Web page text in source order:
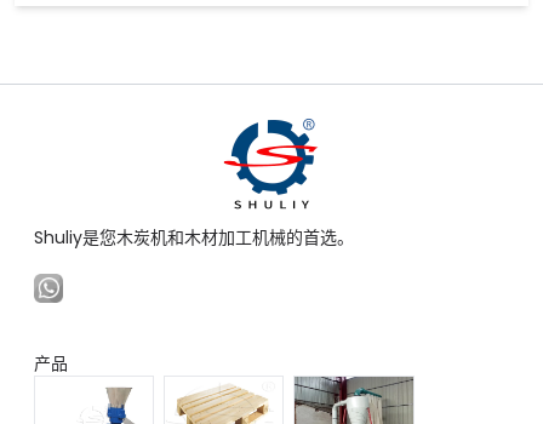
Shuliy是您木炭机和木材加工机械的首选。
产品